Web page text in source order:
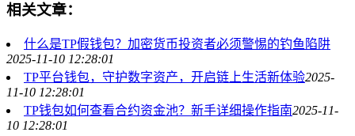
相关文章：
什么是TP假钱包？加密货币投资者必须警惕的钓鱼陷阱
2025-11-10 12:28:01
TP平台钱包，守护数字资产，开启链上生活新体验2025-
11-10 12:28:01
TP钱包如何查看合约资金池？新手详细操作指南2025-11-
10 12:28:01